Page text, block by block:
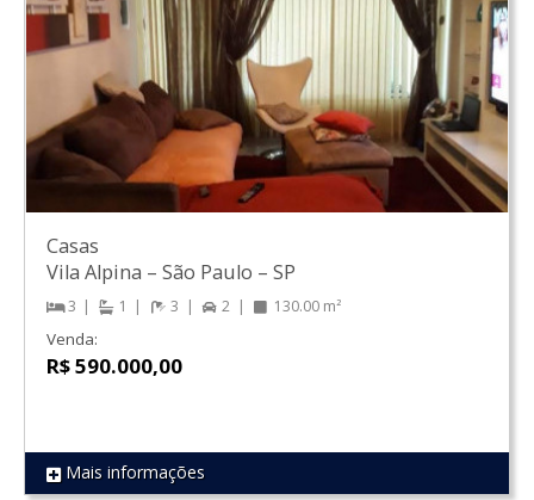
REF 1570
Casas
Vila Alpina – São Paulo – SP
3 1 3 2 130.00 m²
Venda:
R$ 590.000,00
Mais informações